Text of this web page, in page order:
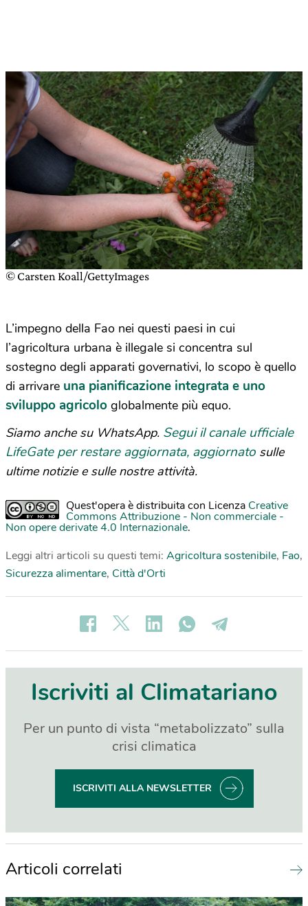
© Carsten Koall/GettyImages
L’impegno della Fao nei questi paesi in cui
l’agricoltura urbana è illegale si concentra sul
sostegno degli apparati governativi, lo scopo è quello
di arrivare una pianificazione integrata e uno
sviluppo agricolo globalmente più equo.
Siamo anche su WhatsApp. Segui il canale ufficiale
LifeGate per restare aggiornata, aggiornato sulle
ultime notizie e sulle nostre attività.
Quest'opera è distribuita con Licenza Creative
Commons Attribuzione - Non commerciale -
Non opere derivate 4.0 Internazionale.
Leggi altri articoli su questi temi: Agricoltura sostenibile, Fao,
Sicurezza alimentare, Città d'Orti
Iscriviti al Climatariano
Per un punto di vista “metabolizzato” sulla
crisi climatica
ISCRIVITI ALLA NEWSLETTER
Articoli correlati